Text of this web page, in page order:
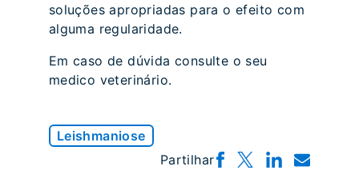
soluções apropriadas para o efeito com
alguma regularidade.
Em caso de dúvida consulte o seu
medico veterinário.
Leishmaniose
Partilhar